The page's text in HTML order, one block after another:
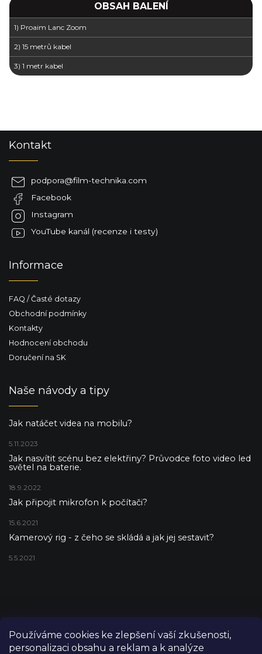
Používáme cookies ke zlepšení vaší zkušenosti,
personalizaci obsahu a reklam a k analýze
OBSAH BALENÍ
1) Proaim Lanc Zoom
2) 15 metrů kabel
3) 1 metr kabel
Kontakt
podpora@film-technika.com
Facebook
Instagram
YouTube kanál (recenze i testy)
Informace
FAQ / Časté dotazy
Obchodní podmínky
Kontakty
Hodnocení obchodu
Doručení na SK
Naše návody a tipy
Jak natáčet videa na mobilu?
5.11.2023
Jak nasvítit scénu bez elektřiny? Průvodce foto video led
světel na baterie.
18.9.2022
Jak připojit mikrofon k počítači?
15.6.2021
Kamerový rig - z čeho se skládá a jak jej sestavit?
5.5.2021